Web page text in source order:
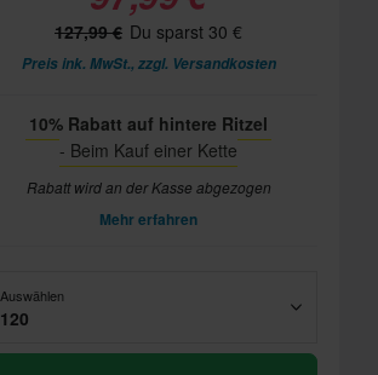
127,99 € Du sparst 30 €
Preis ink. MwSt., zzgl. Versandkosten
10% Rabatt auf hintere Ritzel
- Beim Kauf einer Kette
Rabatt wird an der Kasse abgezogen
Mehr erfahren
Auswählen
120